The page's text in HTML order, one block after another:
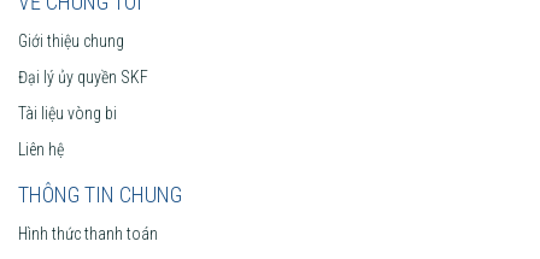
Giới thiệu chung
Đại lý ủy quyền SKF
Tài liệu vòng bi
Liên hệ
THÔNG TIN CHUNG
Hình thức thanh toán